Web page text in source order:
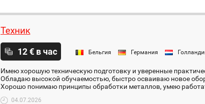
Техник
12 € в час Бельгия Германия
Имею хорошую техническую подготовку и уверенные
Обладаю высокой обучаемостью, быстро осваиваю новое
Хорошо понимаю принципы обработки металлов, умею
04.07.2026